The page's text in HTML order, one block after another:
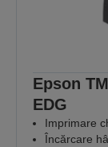
Epson
EDG
Imprimare
Încărcare